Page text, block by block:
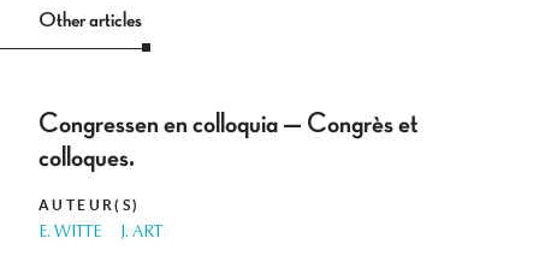
Other articles
Congressen en colloquia — Congrès et
colloques.
AUTEUR(S)
E. WITTE J. ART